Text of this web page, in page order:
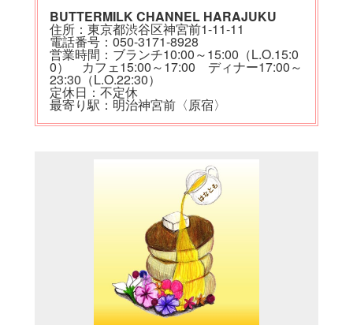
BUTTERMILK CHANNEL HARAJUKU
住所：東京都渋谷区神宮前1-11-11
電話番号：050-3171-8928
営業時間：ブランチ10:00～15:00（L.O.15:0
0） カフェ15:00～17:00 ディナー17:00～
23:30（L.O.22:30）
定休日：不定休
最寄り駅：明治神宮前〈原宿〉